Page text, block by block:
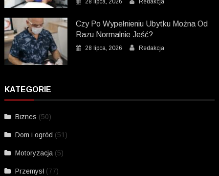
28 lipca, 2026 Redakcja
Czy Po Wypełnieniu Ubytku Można Od
Razu Normalnie Jeść?
28 lipca, 2026 Redakcja
KATEGORIE
Biznes (50)
Dom i ogród (51)
Motoryzacja (5)
Przemysł (77)